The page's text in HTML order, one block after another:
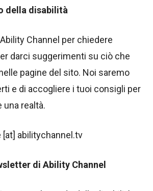
della disabilità
Channel per chiedere
darci suggerimenti su ciò che
pagine del sito. Noi saremo
e di accogliere i tuoi consigli per
realtà.
[at] abilitychannel.tv
di Ability Channel